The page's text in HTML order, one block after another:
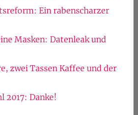
Ein rabenscharzer
Masken: Datenleak und
zwei Tassen Kaffee und der
2017: Danke!